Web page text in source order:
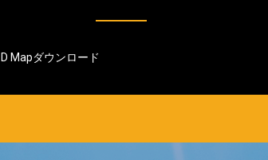
Mapダウンロード